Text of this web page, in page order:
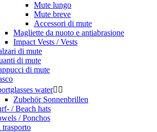
Mute lungo
Mute breve
Accessori di mute
Magliette da nuoto e antiabrasione
Impact Vests / Vests
di mute
di mute
di mute
water 
Zubehör Sonnenbrillen
/ Beach hats
/ Ponchos